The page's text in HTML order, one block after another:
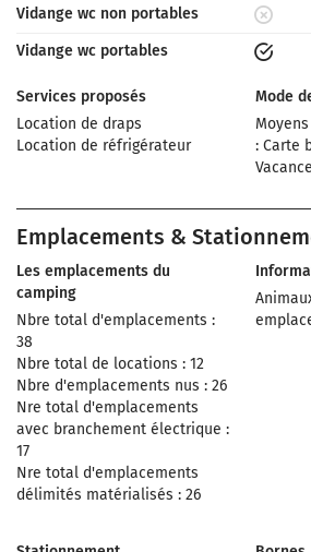
Vidange wc non portables
Vidange wc portables
Services proposés
Location de draps
Location de réfrigérateur
Mode
: Carte
Emplacements &
Les emplacements du
camping
Nbre total d'emplacements :
38
Nbre total de locations : 12
Nbre d'emplacements nus : 26
Nre total d'emplacements
avec branchement électrique :
17
Nre total d'emplacements
délimités matérialisés : 26